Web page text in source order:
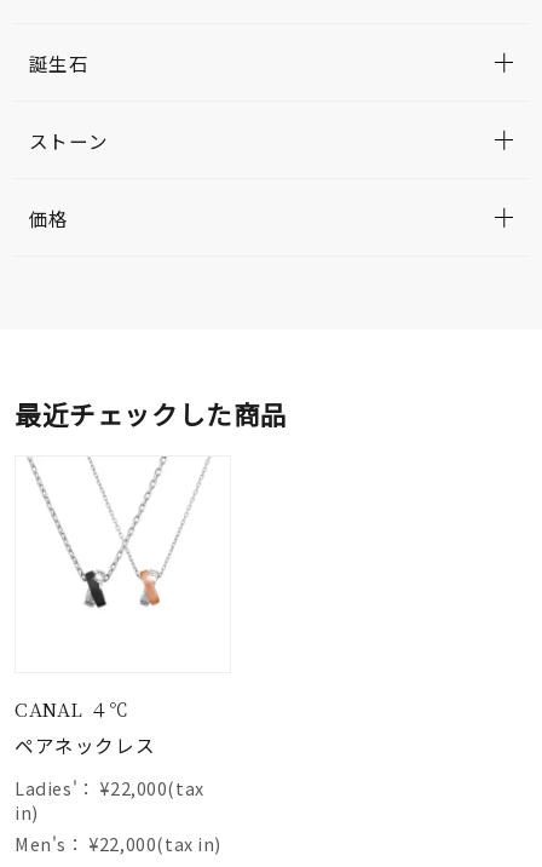
誕生石
ストーン
価格
最近チェックした商品
CANAL ４℃
ペアネックレス
Ladies'： ¥22,000(tax
in)
Men's： ¥22,000(tax in)